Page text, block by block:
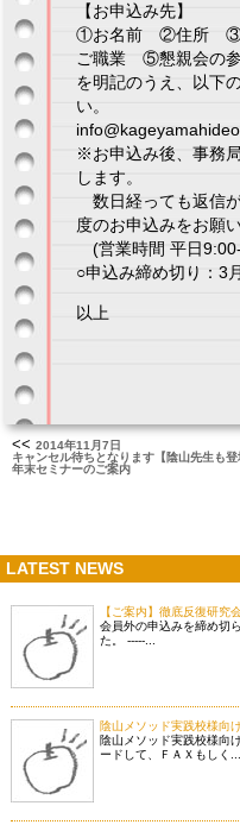
【お申込み先】
①お名前 ②住所 ③
ご職業 ⑤懇親会の
を明記のうえ、以下
い。
※お申込み後、事務
します。
数日経っても返信
度のお申込みをお願
(営業時間 平日
○申込み締め切り：3
以上
<< 2014年11月7日
キャンセル待ちとなります【陰山先生も登
年末セミナーのご案内
LATEST NEWS
【ご案内】徹底反復研究
会員外の申込みを締め切
た。 -----...
陰山メソッド実践校様向
陰山メソッド実践校様向
ードして、ＦＡＸもしく...